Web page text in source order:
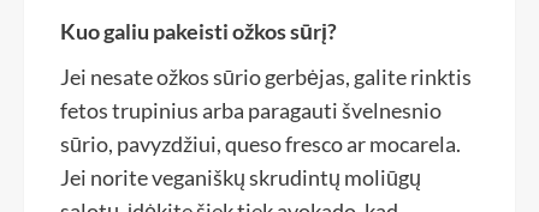
Kuo galiu pakeisti ožkos sūrį?
Jei nesate ožkos sūrio gerbėjas, galite rinktis
fetos trupinius arba paragauti švelnesnio
sūrio, pavyzdžiui, queso fresco ar mocarela.
Jei norite veganiškų skrudintų moliūgų